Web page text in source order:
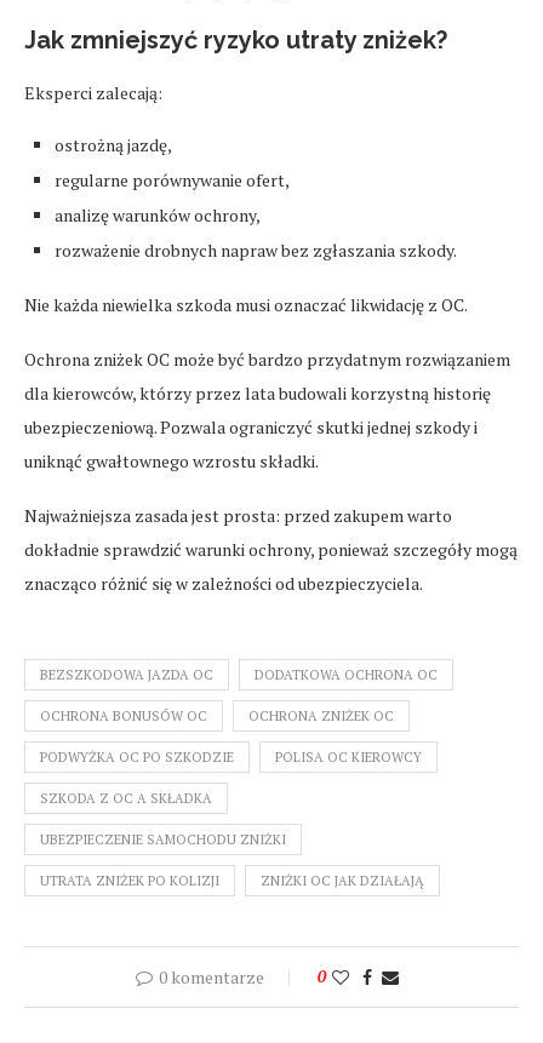
Jak zmniejszyć ryzyko utraty zniżek?
Eksperci zalecają:
ostrożną jazdę,
regularne porównywanie ofert,
analizę warunków ochrony,
rozważenie drobnych napraw bez zgłaszania szkody.
Nie każda niewielka szkoda musi oznaczać likwidację z OC.
Ochrona zniżek OC może być bardzo przydatnym rozwiązaniem
dla kierowców, którzy przez lata budowali korzystną historię
ubezpieczeniową. Pozwala ograniczyć skutki jednej szkody i
uniknąć gwałtownego wzrostu składki.
Najważniejsza zasada jest prosta: przed zakupem warto
dokładnie sprawdzić warunki ochrony, ponieważ szczegóły mogą
znacząco różnić się w zależności od ubezpieczyciela.
BEZSZKODOWA JAZDA OC DODATKOWA OCHRONA OC
OCHRONA BONUSÓW OC OCHRONA ZNIŻEK OC
PODWYŻKA OC PO SZKODZIE POLISA OC KIEROWCY
SZKODA Z OC A SKŁADKA
UBEZPIECZENIE SAMOCHODU ZNIŻKI
UTRATA ZNIŻEK PO KOLIZJI ZNIŻKI OC JAK DZIAŁAJĄ
0 komentarze 0